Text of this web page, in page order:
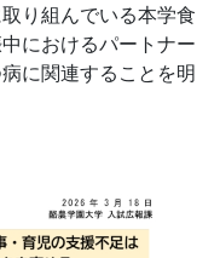
り組んでいる本学食
におけるパートナー
に関連することを明